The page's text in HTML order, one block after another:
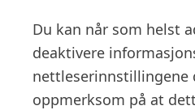
Du kan når som helst
deaktivere
nettleserinnstillingene
oppmerksom på at